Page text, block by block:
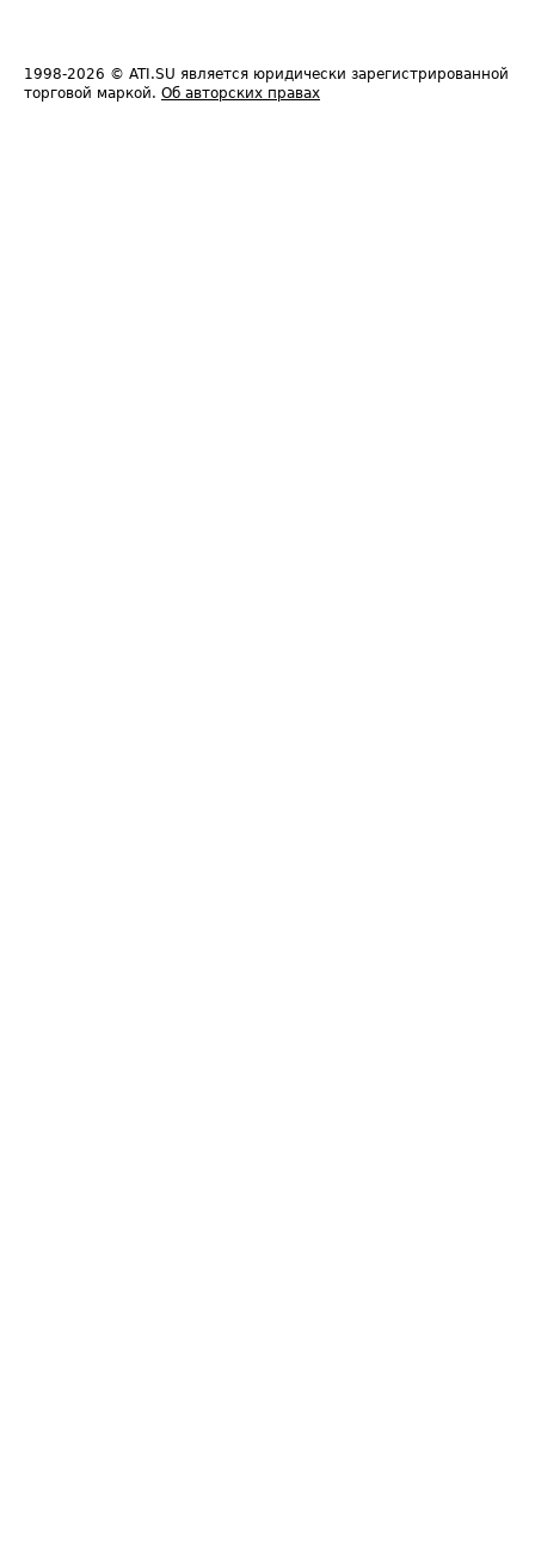
1998-2026 © ATI.SU является юридически зарегистрированной
торговой маркой. Об авторских правах